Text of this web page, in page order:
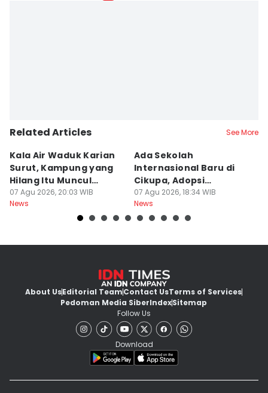
Related Articles See More
Kala Air Waduk Karian
Surut, Kampung yang
Hilang Itu Muncul
Kembali
07 Agu 2026, 20:03 WIB
News
Ada Sekolah
Internasional Baru di
Cikupa, Adopsi
Kurikulum Singapura
07 Agu 2026, 18:34 WIB
News
About UsEditorial TeamContact UsTerms of Services
Pedoman Media SiberIndexSitemap
Follow Us
Download